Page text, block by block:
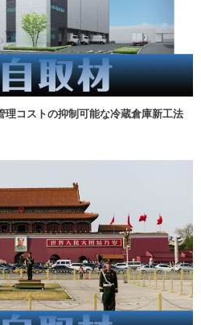
理コストの抑制可能な冷蔵倉庫新工法